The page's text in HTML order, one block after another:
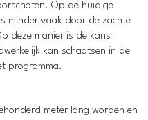
Op de huidige
minder vaak door de zachte
deze manier is de kans
kan schaatsen in de
programma.
meter lang worden en